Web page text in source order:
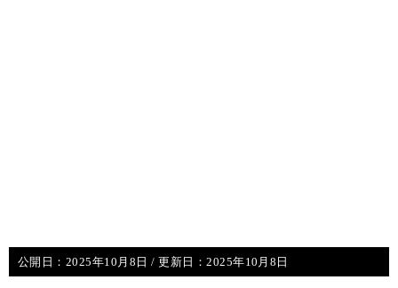
公開日： 2025年10月8日 / 更新日：2025年10月8日